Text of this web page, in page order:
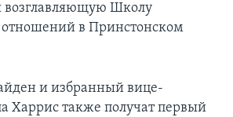
возглавляющую Школу
в Принстонском
и избранный вице-
Харрис также получат первый